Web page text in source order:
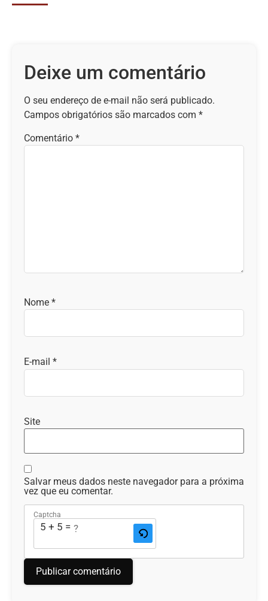
Deixe um comentário
O seu endereço de e-mail não será publicado.
Campos obrigatórios são marcados com *
Comentário *
Nome *
E-mail *
Site
Salvar meus dados neste navegador para a próxima
vez que eu comentar.
Captcha
5 + 5 = ?